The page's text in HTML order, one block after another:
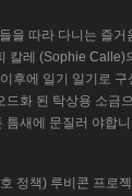
을 따라 다니는 즐거
칼레 (Sophie Calle)
후에 일기 일기로 구
화 된 탁상용 소금
새에 문질러 야합
정책) 루비콘 프로